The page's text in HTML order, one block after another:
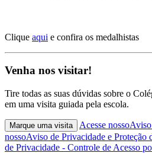
Clique aqui e confira os medalhistas
Venha nos visitar!
Tire todas as suas dúvidas sobre o
em uma visita guiada pela escola.
Marque uma visita Acesse nosso
nossoAviso de Privacidade e Proteção
de Privacidade - Controle de Acesso